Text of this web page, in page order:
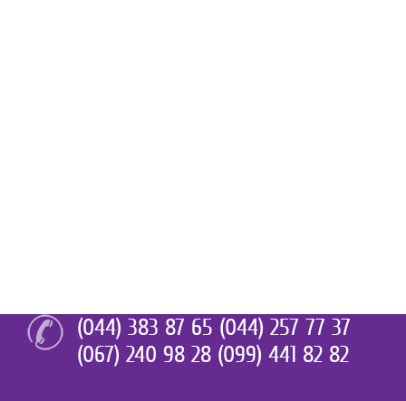
(044) 383 87 65 (044) 257 77 37
(067) 240 98 28 (099) 441 82 82